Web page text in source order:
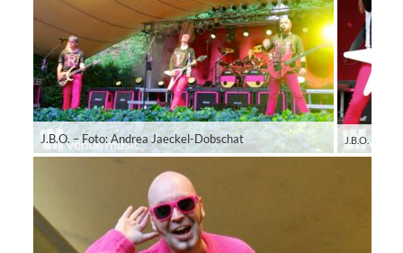
J.B.O. – Foto: Andrea Jaeckel-Dobschat